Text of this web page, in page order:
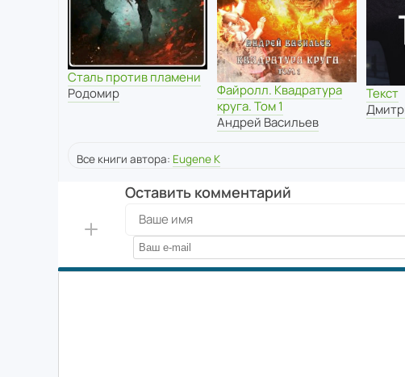
Сталь против пламени
Родомир
Файролл. Квадратура
круга. Том 1
Андрей Васильев
Текст
Все книги автора: Eugene K
Оставить комментарий